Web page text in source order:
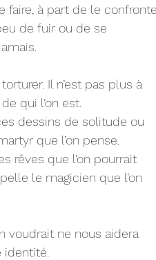
faire, à part de le
de fuir ou de se
Il n’est pas plus à
qui l’on est.
dessins de solitude ou
que l’on pense.
rêves que l’on pourrait
le magicien que l’on
voudrait ne nous aidera
identité.